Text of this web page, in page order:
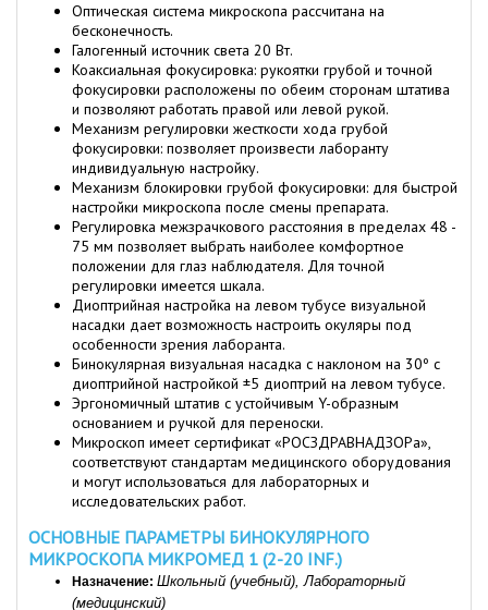
Оптическая система микроскопа рассчитана на
бесконечность.
Галогенный источник света 20 Вт.
Коаксиальная фокусировка: рукоятки грубой и точной
фокусировки расположены по обеим сторонам штатива
и позволяют работать правой или левой рукой.
Механизм регулировки жесткости хода грубой
фокусировки: позволяет произвести лаборанту
индивидуальную настройку.
Механизм блокировки грубой фокусировки: для быстрой
настройки микроскопа после смены препарата.
Регулировка межзрачкового расстояния в пределах 48 -
75 мм позволяет выбрать наиболее комфортное
положении для глаз наблюдателя. Для точной
регулировки имеется шкала.
Диоптрийная настройка на левом тубусе визуальной
насадки дает возможность настроить окуляры под
особенности зрения лаборанта.
Бинокулярная визуальная насадка с наклоном на 30º с
диоптрийной настройкой ±5 диоптрий на левом тубусе.
Эргономичный штатив с устойчивым Y-образным
основанием и ручкой для переноски.
Микроскоп имеет сертификат «РОСЗДРАВНАДЗОРа»,
соответствуют стандартам медицинского оборудования
и могут использоваться для лабораторных и
исследовательских работ.
ОСНОВНЫЕ ПАРАМЕТРЫ БИНОКУЛЯРНОГО
МИКРОСКОПА МИКРОМЕД 1 (2-20 INF.)
Назначение: Школьный (учебный), Лабораторный
(медицинский)